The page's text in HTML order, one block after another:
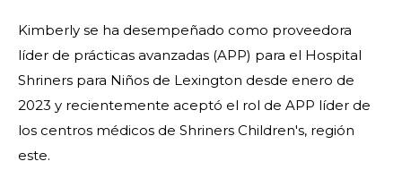
Kimberly se ha desempeñado como proveedora
líder de prácticas avanzadas (APP) para el Hospital
Shriners para Niños de Lexington desde enero de
2023 y recientemente aceptó el rol de APP líder de
los centros médicos de Shriners Children's, región
este.